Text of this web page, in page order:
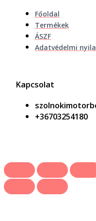
Főoldal
Termékek
ÁSZF
Adatvédelmi
Kapcsolat
+36703254180